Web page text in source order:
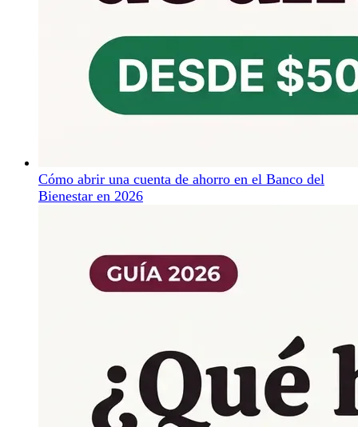
Cómo abrir una cuenta de ahorro en el Banco del
Bienestar en 2026